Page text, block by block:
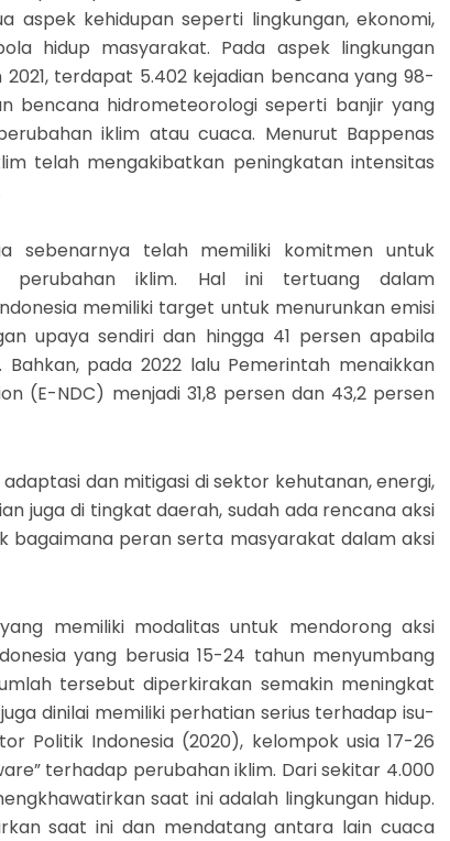
aspek kehidupan seperti lingkungan, ekonomi,
hidup masyarakat. Pada aspek lingkungan
terdapat 5.402 kejadian bencana yang 98-
bencana hidrometeorologi seperti banjir yang
iklim atau cuaca. Menurut Bappenas
telah mengakibatkan peningkatan intensitas
sebenarnya telah memiliki komitmen untuk
perubahan iklim. Hal ini tertuang dalam
memiliki target untuk menurunkan emisi
upaya sendiri dan hingga 41 persen apabila
pada 2022 lalu Pemerintah menaikkan
(E-NDC) menjadi 31,8 persen dan 43,2 persen
dan mitigasi di sektor kehutanan, energi,
juga di tingkat daerah, sudah ada rencana aksi
bagaimana peran serta masyarakat dalam aksi
memiliki modalitas untuk mendorong aksi
yang berusia 15-24 tahun menyumbang
tersebut diperkirakan semakin meningkat
dinilai memiliki perhatian serius terhadap isu-
Politik Indonesia (2020), kelompok usia 17-26
terhadap perubahan iklim. Dari sekitar 4.000
saat ini adalah lingkungan hidup.
saat ini dan mendatang antara lain cuaca